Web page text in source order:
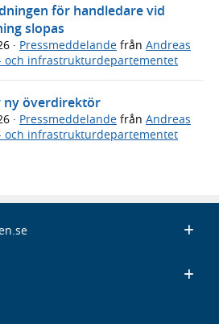
för handledare vid
slopas
· Pressmeddelande från Andreas
och infrastrukturdepartementet
överdirektör
· Pressmeddelande från Andreas
och infrastrukturdepartementet